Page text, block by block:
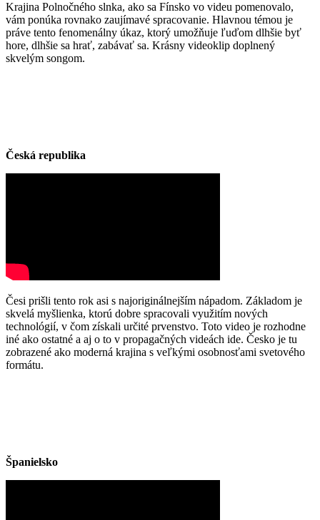
Krajina Polnočného slnka, ako sa Fínsko vo videu pomenovalo,
vám ponúka rovnako zaujímavé spracovanie. Hlavnou témou je
práve tento fenomenálny úkaz, ktorý umožňuje ľuďom dlhšie byť
hore, dlhšie sa hrať, zabávať sa. Krásny videoklip doplnený
skvelým songom.
Česká republika
Česi prišli tento rok asi s najoriginálnejším nápadom. Základom je
skvelá myšlienka, ktorú dobre spracovali využitím nových
technológií, v čom získali určité prvenstvo. Toto video je rozhodne
iné ako ostatné a aj o to v propagačných videách ide. Česko je tu
zobrazené ako moderná krajina s veľkými osobnosťami svetového
formátu.
Španielsko